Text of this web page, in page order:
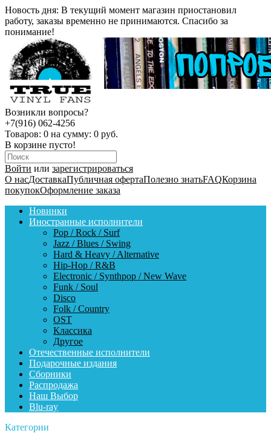
Новость дня: В текущий момент магазин приостановил
работу, заказы временно не принимаются. Спасибо за
понимание!
Возникли вопросы?
+7(916) 062-4256
Товаров: 0 на сумму: 0 руб.
В корзине пусто!
Войти или зарегистрироваться
О насДоставкаПубличная офертаПолезно знатьFAQКорзина
покупокОформление заказа
Новинки
Иностранные исполнители
Pop / Rock / Surf
Jazz / Blues / Swing
Hard & Heavy / Alternative
Hip-Hop / R&B
Electronic / Synthpop / New Wave
Funk / Soul
Disco
Folk / Country
OST
Классика
Другое
Отечественные исполнители
Подарочные издания
Сборники
Распродажа
Наш Выбор
Blu-ray
Категории